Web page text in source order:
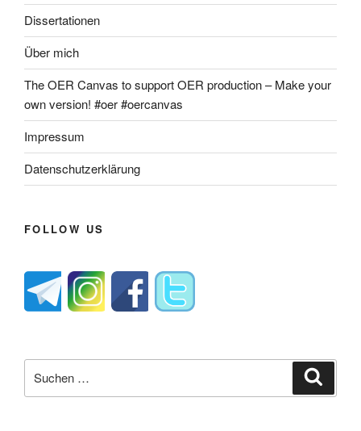
Dissertationen
Über mich
The OER Canvas to support OER production – Make your
own version! #oer #oercanvas
Impressum
Datenschutzerklärung
FOLLOW US
nach: